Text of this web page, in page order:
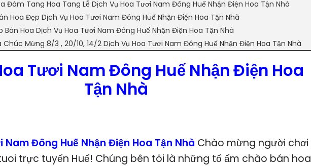
Đám Tang Hoa Tang Lễ Dịch Vụ Hoa Tươi Nam Đông Huế Nhận Điện Hoa Tận Nhà
Hoa Đẹp Dịch Vụ Hoa Tươi Nam Đông Huế Nhận Điện Hoa Tận Nhà
Bán Hoa Dịch Vụ Hoa Tươi Nam Đông Huế Nhận Điện Hoa Tận Nhà
Chúc Mừng 8/3 , 20/10, 14/2 Dịch Vụ Hoa Tươi Nam Đông Huế Nhận Điện Hoa Tận Nhà
Tươi Nam Đông Huế Nhận Điện Hoa
Tận Nhà
Nam Đông Huế Nhận Điện Hoa Tận Nhà Chào mừng người chơi
trực tuyến Huế! Chúng bên tôi là những tổ ấm chào bán hoa